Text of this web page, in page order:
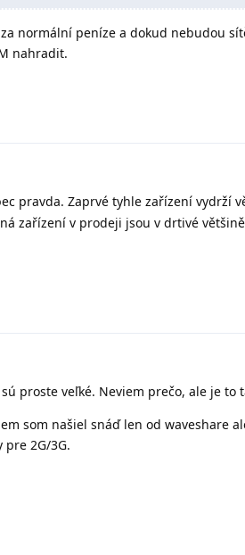
normální peníze a dokud nebudou
nahradit.
pravda. Zaprvé tyhle zařízení vydrží
zařízení v prodeji jsou v drtivé
proste veľké. Neviem prečo, ale je to
som našiel snáď len od waveshare
pre 2G/3G.